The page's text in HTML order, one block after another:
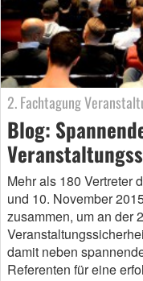
2. Fachtagung
Blog:
Mehr als 180 Vertreter
und 10. November
zusammen, um an der
damit neben
Referenten für eine